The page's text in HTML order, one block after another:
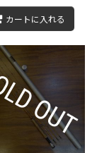
カートに入れる